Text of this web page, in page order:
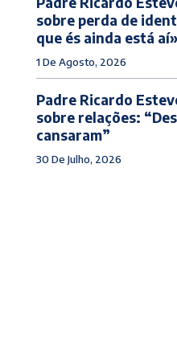
sobre perda de
que és ainda está aí»
1 De Agosto, 2026
Padre Ricardo
sobre relações:
cansaram”
30 De Julho, 2026